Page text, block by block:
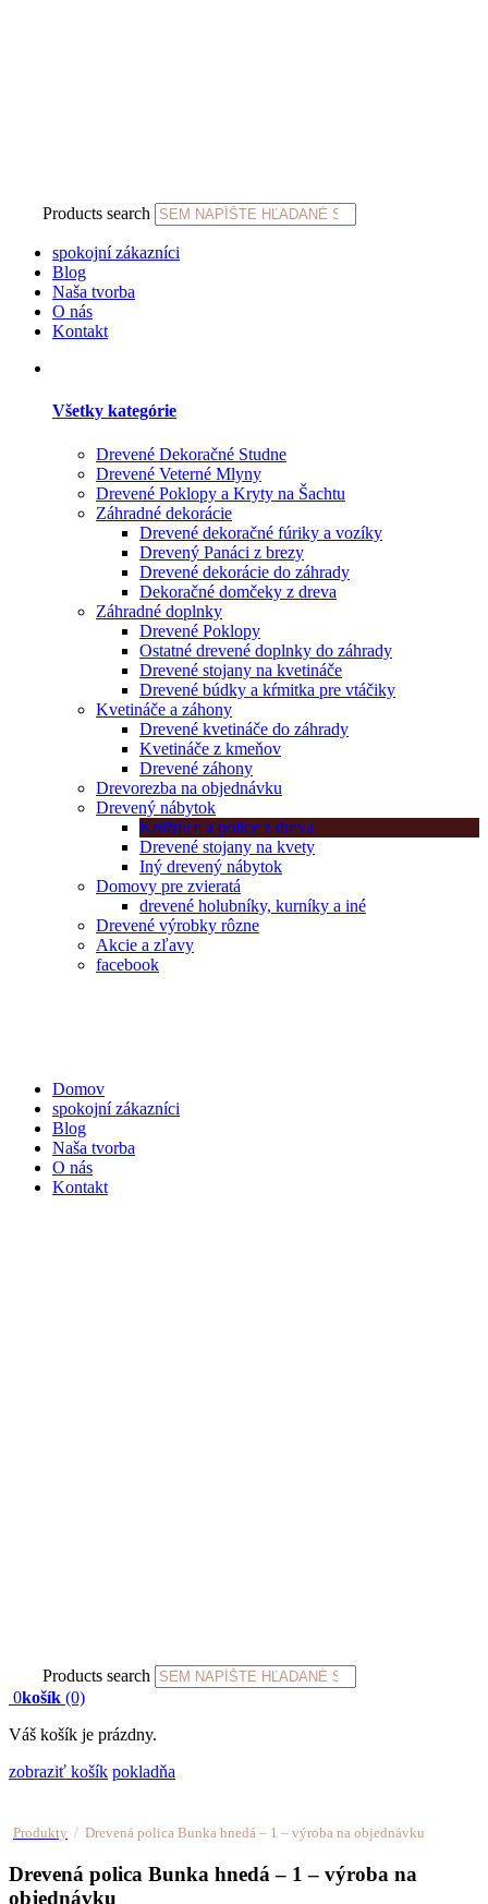
Products search
spokojní zákazníci
Blog
Naša tvorba
O nás
Kontakt
Všetky kategórie
Drevené Dekoračné Studne
Drevené Veterné Mlyny
Drevené Poklopy a Kryty na Šachtu
Záhradné dekorácie
Drevené dekoračné fúriky a vozíky
Drevený Panáci z brezy
Drevené dekorácie do záhrady
Dekoračné domčeky z dreva
Záhradné doplnky
Drevené Poklopy
Ostatné drevené doplnky do záhrady
Drevené stojany na kvetináče
Drevené búdky a kŕmitka pre vtáčiky
Kvetináče a záhony
Drevené kvetináče do záhrady
Kvetináče z kmeňov
Drevené záhony
Drevorezba na objednávku
Drevený nábytok
Knižnice a police z dreva
Drevené stojany na kvety
Iný drevený nábytok
Domovy pre zvieratá
drevené holubníky, kurníky a iné
Drevené výrobky rôzne
Akcie a zľavy
facebook
Domov
spokojní zákazníci
Blog
Naša tvorba
O nás
Kontakt
Products search
0košík (0)
Váš košík je prázdny.
zobraziť košík pokladňa
Produkty / Drevená polica Bunka hnedá – 1 – výroba na objednávku
Drevená polica Bunka hnedá – 1 – výroba na
objednávku